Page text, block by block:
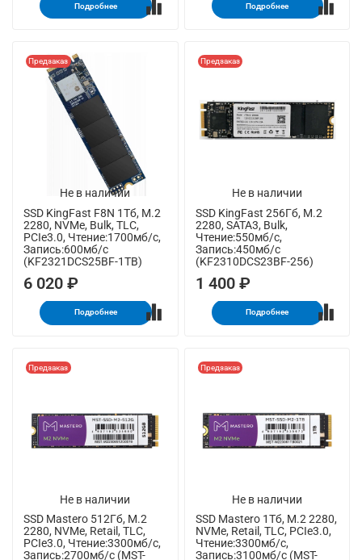
Подробнее Подробнее
Не в наличии
Предзаказ
SSD KingFast F8N 1Тб, M.2
2280, NVMe, Bulk, TLC,
PCIe3.0, Чтение:1700мб/с,
Запись:600мб/с
(KF2321DCS25BF-1TB)
6 020 ₽
Подробнее
Не в наличии
Предзаказ
SSD KingFast 256Гб, M.2
2280, SATA3, Bulk,
Чтение:550мб/с,
Запись:450мб/с
(KF2310DCS23BF-256)
1 400 ₽
Подробнее
Не в наличии
Предзаказ
SSD Mastero 512Гб, M.2
2280, NVMe, Retail, TLC,
PCIe3.0, Чтение:3300мб/с,
Запись:2700мб/с (MST-
Не в наличии
Предзаказ
SSD Mastero 1Тб, M.2 2280,
NVMe, Retail, TLC, PCIe3.0,
Чтение:3300мб/с,
Запись:3100мб/с (MST-